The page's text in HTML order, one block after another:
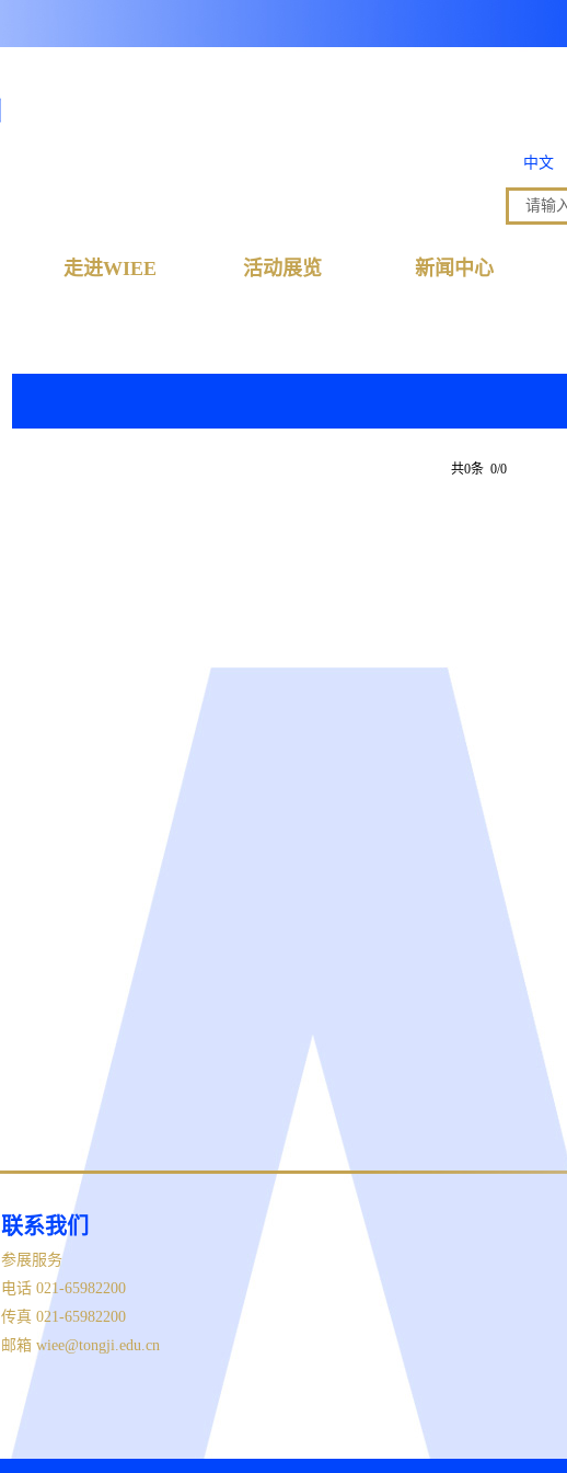
中文
走进WIEE 活动展览 新闻中心
共0条 0/0
联系我们
参展服务
电话 021-65982200
传真 021-65982200
邮箱 wiee@tongji.edu.cn